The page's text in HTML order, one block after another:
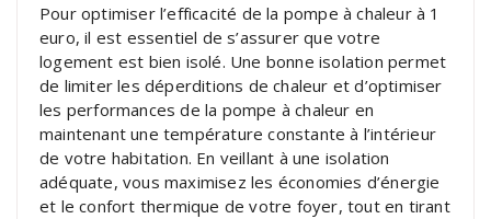
Pour optimiser l’efficacité de la pompe à chaleur à 1
euro, il est essentiel de s’assurer que votre
logement est bien isolé. Une bonne isolation permet
de limiter les déperditions de chaleur et d’optimiser
les performances de la pompe à chaleur en
maintenant une température constante à l’intérieur
de votre habitation. En veillant à une isolation
adéquate, vous maximisez les économies d’énergie
et le confort thermique de votre foyer, tout en tirant